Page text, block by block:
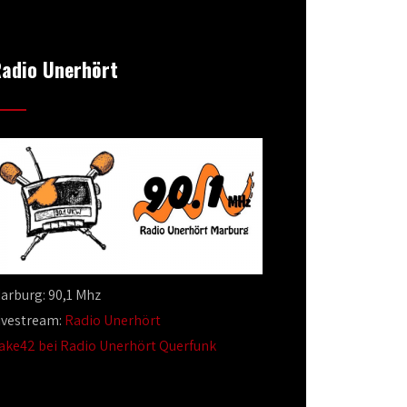
Unerhört
90,1 Mhz
Radio Unerhört
bei Radio Unerhört Querfunk